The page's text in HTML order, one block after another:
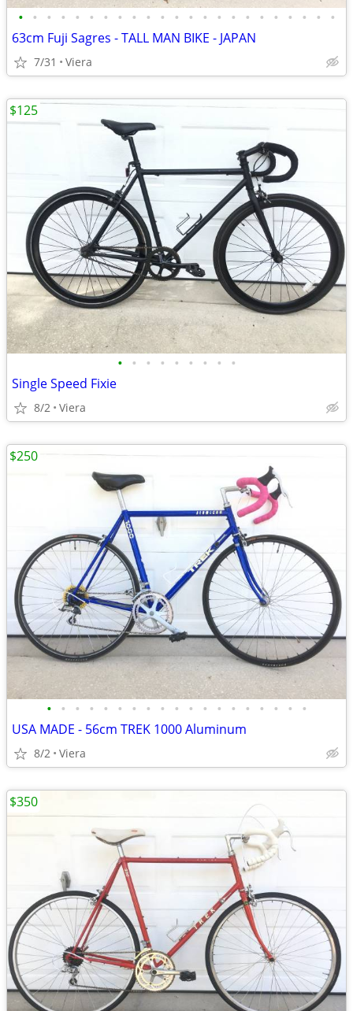
• • • • • • • • • • • • • • • • • • • • • • •
63cm Fuji Sagres - TALL MAN BIKE - JAPAN
7/31 Viera
• • • • • • • • •
Single Speed Fixie
8/2 Viera
$125
• • • • • • • • • • • • • • • • • • •
USA MADE - 56cm TREK 1000 Aluminum
8/2 Viera
$250
$350